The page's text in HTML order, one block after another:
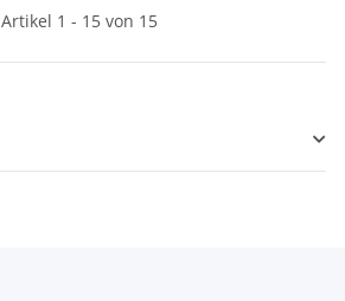
Artikel 1 - 15 von 15